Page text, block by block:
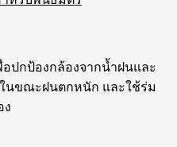
ปกป้องกล้องจากน้ำฝนและ
นขณะฝนตกหนัก และใช้ร่ม
ง